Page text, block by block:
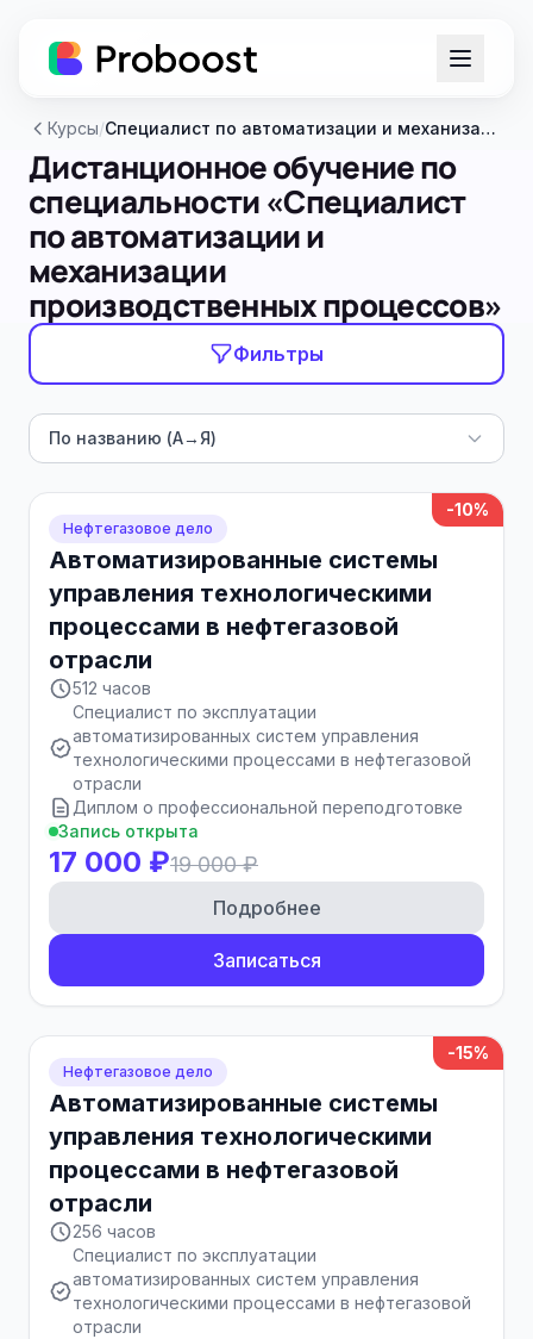
Курсы/ Специалист по автоматизации и механизации производственных процессов
Дистанционное обучение по
специальности «Специалист
по автоматизации и
механизации
производственных процессов»
Фильтры
По названию (А→Я)
-10%
Нефтегазовое дело
Автоматизированные системы
управления технологическими
процессами в нефтегазовой
отрасли
512 часов
Специалист по эксплуатации
автоматизированных систем управления
технологическими процессами в нефтегазовой
отрасли
Диплом о профессиональной переподготовке
Запись открыта
17 000 ₽19 000 ₽
Подробнее
Записаться
-15%
Нефтегазовое дело
Автоматизированные системы
управления технологическими
процессами в нефтегазовой
отрасли
256 часов
Специалист по эксплуатации
автоматизированных систем управления
технологическими процессами в нефтегазовой
отрасли